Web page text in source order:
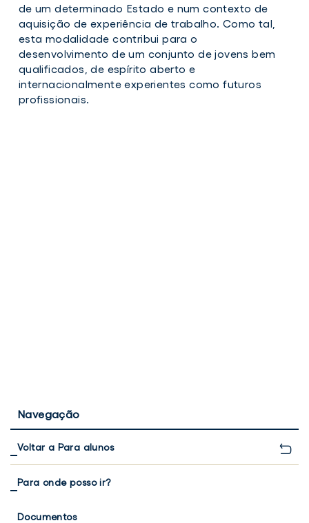
de um determinado Estado e num contexto de
aquisição de experiência de trabalho. Como tal,
esta modalidade contribui para o
desenvolvimento de um conjunto de jovens bem
qualificados, de espírito aberto e
internacionalmente experientes como futuros
profissionais.
Navegação
Voltar a Para alunos
Para onde posso ir?
Documentos